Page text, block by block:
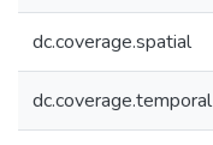
dc.coverage.spatial
dc.coverage.temporal